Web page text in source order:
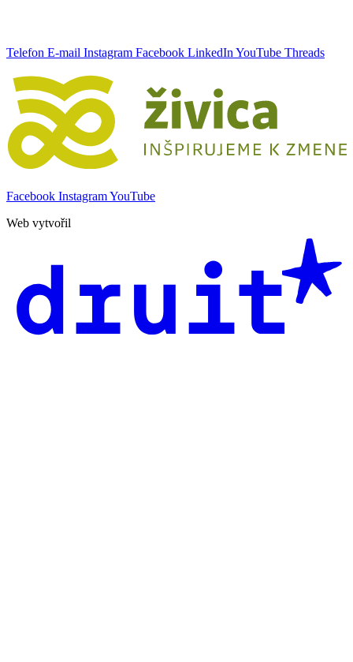
Telefon E-mail Instagram Facebook LinkedIn YouTube Threads
Facebook InstagramYouTube
Web vytvořil